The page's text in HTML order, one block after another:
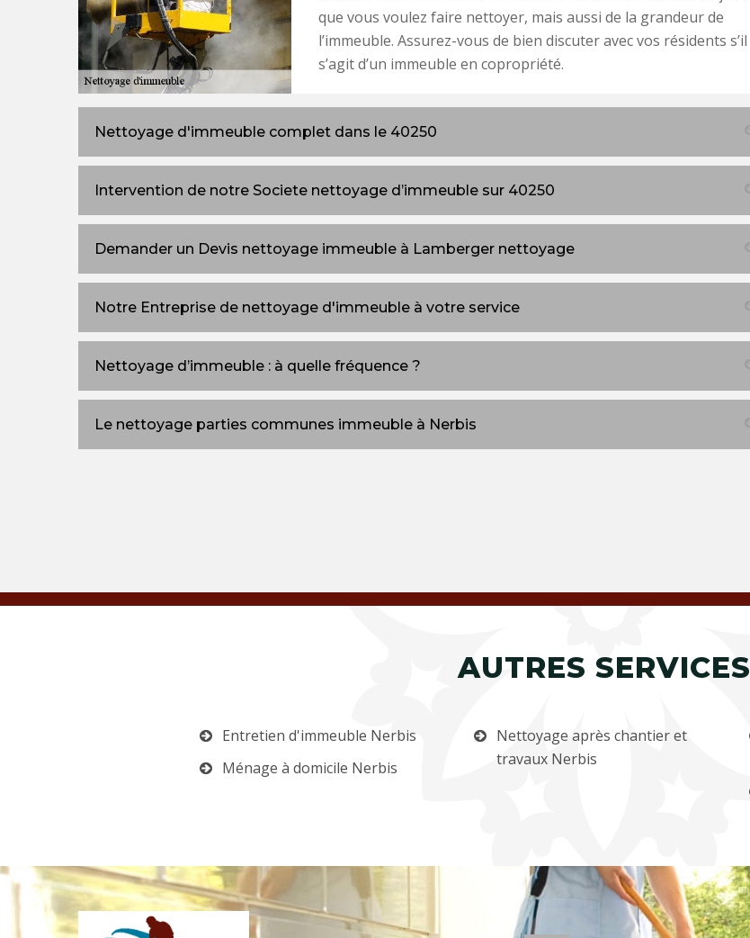
que vous voulez faire nettoyer, mais aussi de la grandeur de
l’immeuble. Assurez-vous de bien discuter avec vos résidents s’il
s’agit d’un immeuble en copropriété.
Nettoyage d'immeuble complet dans le 40250
Intervention de notre Societe nettoyage d’immeuble sur 40250
Demander un Devis nettoyage immeuble à Lamberger nettoyage
Notre Entreprise de nettoyage d'immeuble à votre service
Nettoyage d’immeuble : à quelle fréquence ?
Le nettoyage parties communes immeuble à Nerbis
AUTRES SERVICES
Entretien d'immeuble Nerbis
Ménage à domicile Nerbis
Nettoyage après chantier et
travaux Nerbis